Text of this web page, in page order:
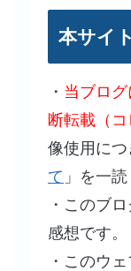
本サイ
・ 当ブロ
断転載（コ
像使用につ
て 」を一読
・このブ
感想です。
・このウ